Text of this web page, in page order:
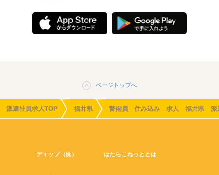
ページトップへ
派遣社員求人TOP 福井県 警備員 住み込み 求人 福井県 派
ディップ（株） はたらこねっととは